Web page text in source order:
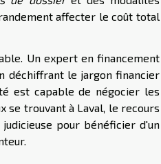
affecter le coût total
Un expert en financement
déchiffrant le jargon financier
est capable de négocier les
se trouvant à Laval, le recours
pour bénéficier d'un